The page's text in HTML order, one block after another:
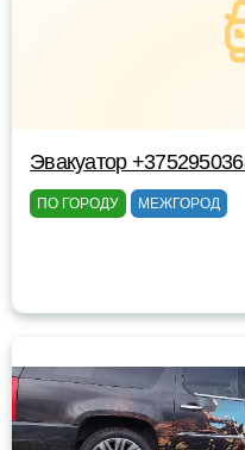
Эвакуатор
ПО ГОРОДУ МЕЖГОРОД